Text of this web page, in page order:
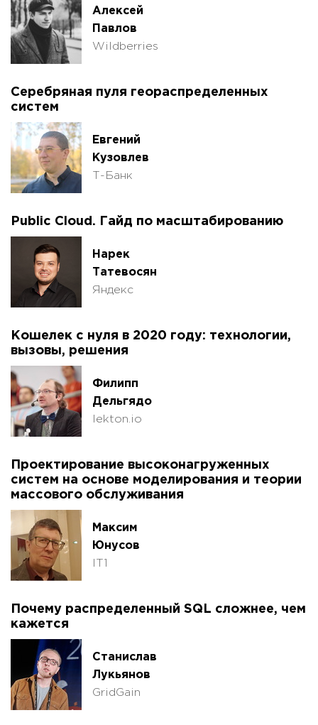
Алексей
Павлов
Wildberries
Серебряная пуля геораспределенных
систем
Евгений
Кузовлев
Т-Банк
Public Cloud. Гайд по масштабированию
Нарек
Татевосян
Яндекс
Кошелек с нуля в 2020 году: технологии,
вызовы, решения
Филипп
Дельгядо
lekton.io
Проектирование высоконагруженных
систем на основе моделирования и теории
массового обслуживания
Максим
Юнусов
IT1
Почему распределенный SQL сложнее, чем
кажется
Станислав
Лукьянов
GridGain